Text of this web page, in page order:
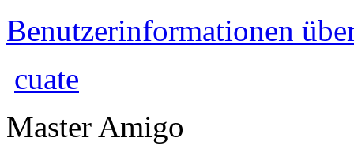
Benutzerinformationen
cuate
Master Amigo